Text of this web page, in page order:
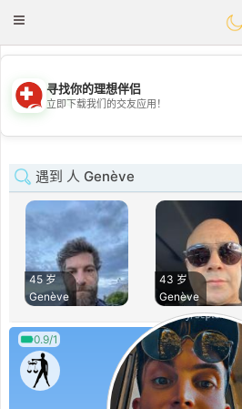
Suissi
Toggle
💖
💕
寻找你的理想伴侣
立即下载我们的交友应用！
遇到 人 Genève
45 岁
Genève
43 岁
Genève
0.9/1